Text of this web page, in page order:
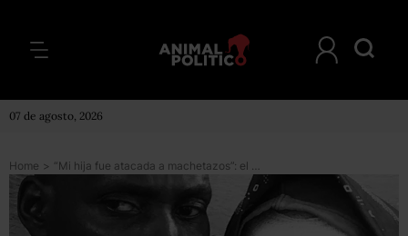
07 de agosto, 2026
Home > “Mi hija fue atacada a machetazos”: el drama de las familias atrapadas en la espiral de violencia que afecta a República Democrática del Congo